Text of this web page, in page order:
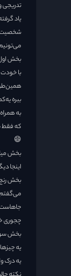
تدریجی
یاد
بخش
با
ببره
به
که فقط
😄
بخش
اینجا
بخش
می‌گفتم:
چجوری
بخش
یه
یه درک